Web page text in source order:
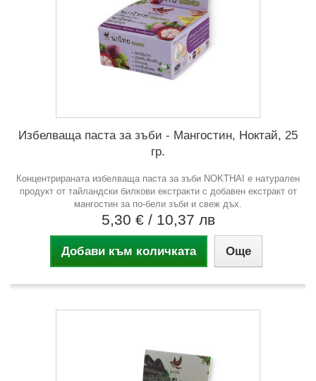
Избелваща паста за зъби - Мангостин, Ноктай, 25
гр.
Концентрираната избелваща паста за зъби NOKTHAI е натурален
продукт от тайландски билкови екстракти с добавен екстракт от
мангостин за по-бели зъби и свеж дъх.
5,30 € / 10,37 лв
Добави към количката Още